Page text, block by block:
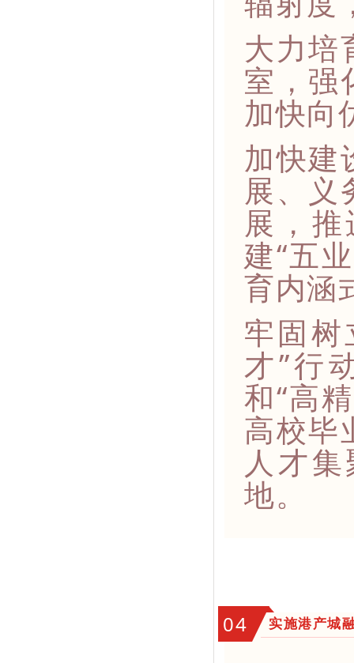
大力培
室，强
加快向
加快建
展、义
展，
建“五
育内涵
牢固树
才”行
和“高
高校毕
人才
地。
04 实施港产城